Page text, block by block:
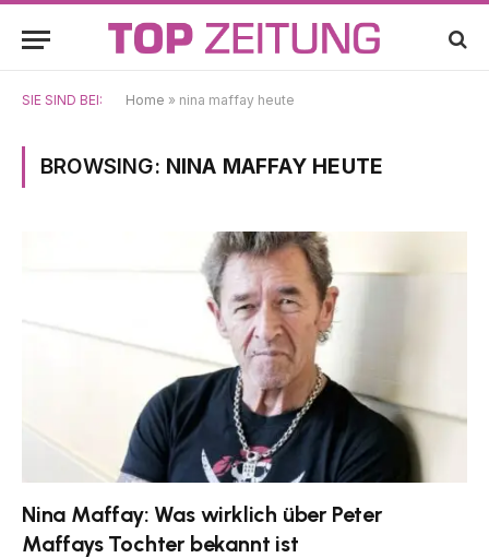
SIE SIND BEI: Home » nina maffay heute
BROWSING: NINA MAFFAY HEUTE
Nina Maffay: Was wirklich über Peter
Maffays Tochter bekannt ist